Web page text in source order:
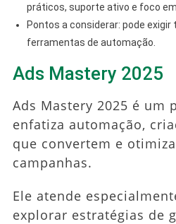
práticos, suporte ativo e foco
Pontos a considerar: pode
ferramentas de automação.
Ads Mastery 2025
Ads Mastery 2025 é um
enfatiza automação,
que convertem e
campanhas.
Ele atende
explorar estratégias de